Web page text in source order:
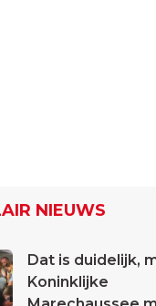
NIEUWS
Dat is duidelijk,
Koninklijke